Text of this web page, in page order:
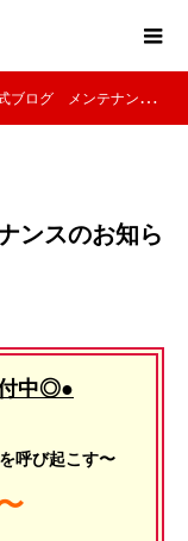
メンテナンスのお知らせ◆
ンスのお知ら
中◎●
呼び起こす〜